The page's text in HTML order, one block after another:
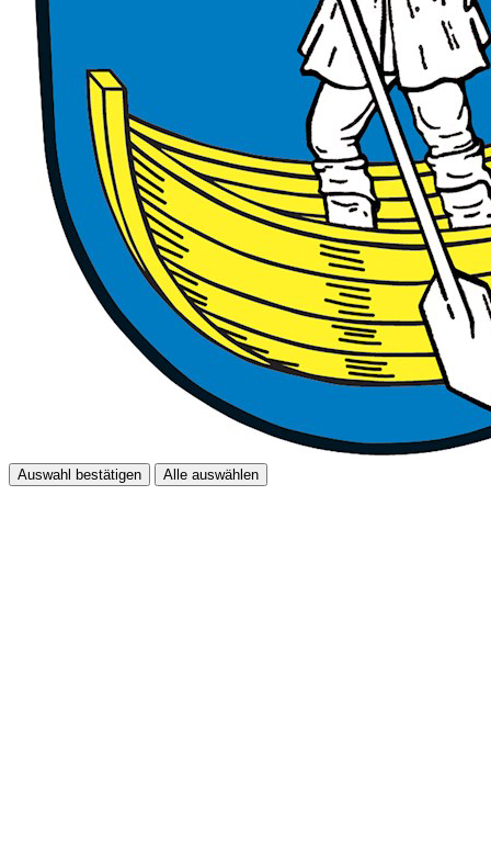
Auswahl bestätigen Alle auswählen